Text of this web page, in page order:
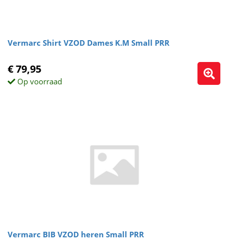
Vermarc Shirt VZOD Dames K.M Small PRR
€ 79,95
Op voorraad
Vermarc BIB VZOD heren Small PRR